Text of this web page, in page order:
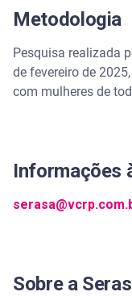
Metodologia
Pesquisa realizada
de fevereiro de
com mulheres de
Informações
Sobre a